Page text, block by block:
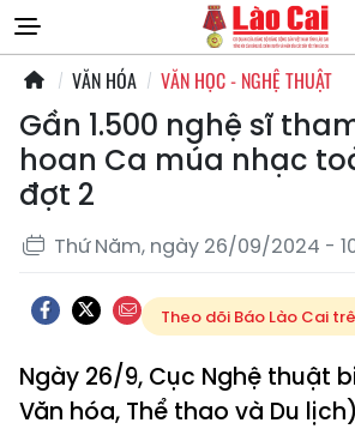
VĂN HÓA VĂN HỌC - NGHỆ THUẬT
Gần 1.500 nghệ sĩ
hoan Ca múa nhạc
đợt 2
Thứ Năm, ngày 26/09/2024 -
Theo dõi Báo Lào Cai
Ngày 26/9, Cục Nghệ thuật
Văn hóa, Thể thao và Du